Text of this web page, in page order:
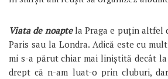
Viata de noaptela Praga e puțin altfel
Paris sau la Londra. Adică este cu
mi s-a părut chiar mai liniștită decât la
drept că n-am luat-o prin cluburi,